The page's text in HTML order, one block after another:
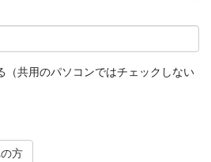
（共用のパソコンではチェックしない
方